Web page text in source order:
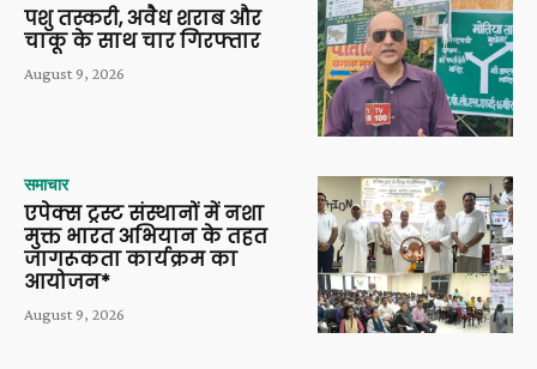
पशु तस्करी, अवैध शराब और
चाकू के साथ चार गिरफ्तार
August 9, 2026
समाचार
एपेक्स ट्रस्ट संस्थानों में नशा
मुक्त भारत अभियान के तहत
जागरूकता कार्यक्रम का
आयोजन*
August 9, 2026